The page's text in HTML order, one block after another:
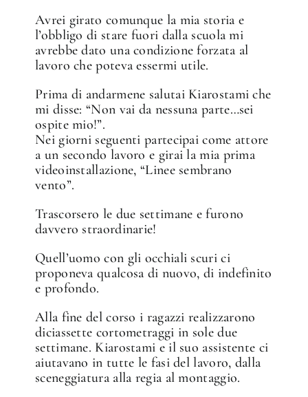
Avrei girato comunque la mia storia e
l’obbligo di stare fuori dalla scuola mi
avrebbe dato una condizione forzata al
lavoro che poteva essermi utile.
Prima di andarmene salutai Kiarostami che
mi disse: “Non vai da nessuna parte…sei
ospite mio!”.
Nei giorni seguenti partecipai come attore
a un secondo lavoro e girai la mia prima
videoinstallazione, “Linee sembrano
vento”.
Trascorsero le due settimane e furono
davvero straordinarie!
Quell’uomo con gli occhiali scuri ci
proponeva qualcosa di nuovo, di indefinito
e profondo.
Alla fine del corso i ragazzi realizzarono
diciassette cortometraggi in sole due
settimane. Kiarostami e il suo assistente ci
aiutavano in tutte le fasi del lavoro, dalla
sceneggiatura alla regia al montaggio.